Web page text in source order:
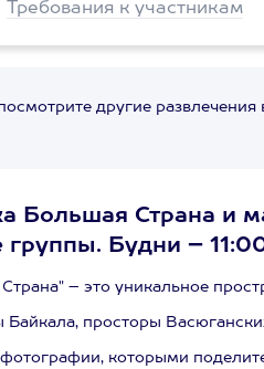
Требования к участникам
другие
Большая Страна и
группы. Будни –
– это уникальное
просторы
которыми